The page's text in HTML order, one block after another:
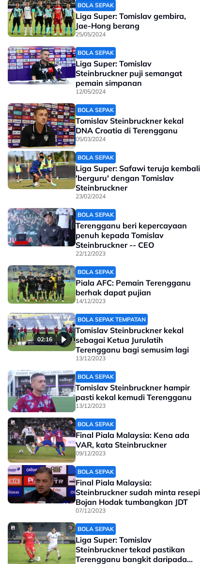
BOLA SEPAK
Liga Super: Tomislav gembira,
Jae-Hong berang
25/05/2024
BOLA SEPAK
Liga Super: Tomislav
Steinbruckner puji semangat
pemain simpanan
12/05/2024
BOLA SEPAK
Tomislav Steinbruckner kekal
DNA Croatia di Terengganu
05/03/2024
BOLA SEPAK
Liga Super: Safawi teruja kembali
'berguru' dengan Tomislav
Steinbruckner
23/02/2024
BOLA SEPAK
Terengganu beri kepercayaan
penuh kepada Tomislav
Steinbruckner -- CEO
22/12/2023
BOLA SEPAK
Piala AFC: Pemain Terengganu
berhak dapat pujian
14/12/2023
02:16
BOLA SEPAK TEMPATAN
Tomislav Steinbruckner kekal
sebagai Ketua Jurulatih
Terengganu bagi semusim lagi
13/12/2023
BOLA SEPAK
Tomislav Steinbruckner hampir
pasti kekal kemudi Terengganu
13/12/2023
BOLA SEPAK
Final Piala Malaysia: Kena ada
VAR, kata Steinbruckner
09/12/2023
BOLA SEPAK
Final Piala Malaysia:
Steinbruckner sudah minta resepi
Bojan Hodak tumbangkan JDT
07/12/2023
BOLA SEPAK
Liga Super: Tomislav
Steinbruckner tekad pastikan
Terengganu bangkit daripada